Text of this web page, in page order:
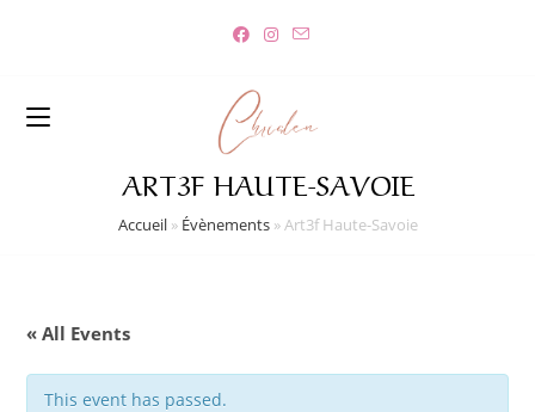
ART3F HAUTE-SAVOIE
Accueil» Évènements»Art3f Haute-Savoie
« All Events
This event has passed.